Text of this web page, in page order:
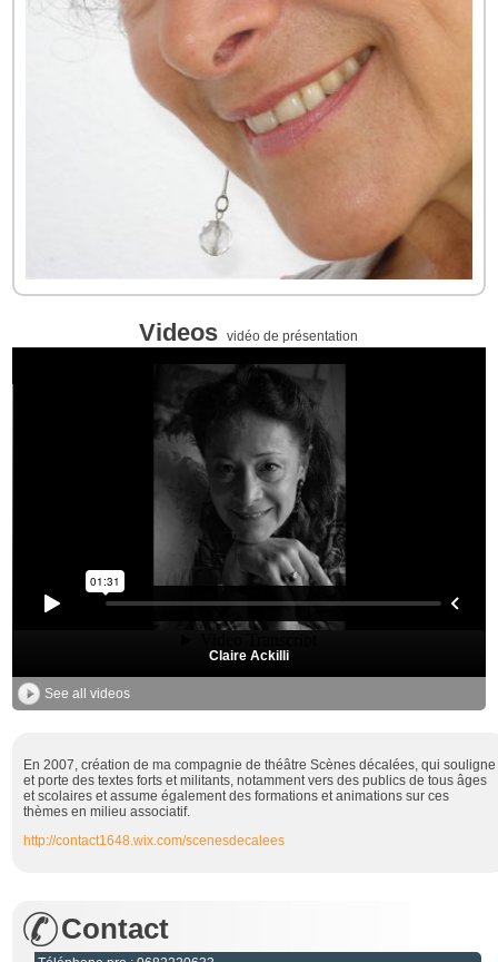
Videos vidéo de présentation
Claire Ackilli
See all videos
En 2007, création de ma compagnie de théâtre Scènes décalées, qui souligne
et porte des textes forts et militants, notamment vers des publics de tous âges
et scolaires et assume également des formations et animations sur ces
thèmes en milieu associatif.
http://contact1648.wix.com/scenesdecalees
Contact